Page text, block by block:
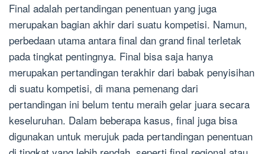
Final adalah pertandingan penentuan yang juga
merupakan bagian akhir dari suatu kompetisi. Namun,
perbedaan utama antara final dan grand final terletak
pada tingkat pentingnya. Final bisa saja hanya
merupakan pertandingan terakhir dari babak penyisihan
di suatu kompetisi, di mana pemenang dari
pertandingan ini belum tentu meraih gelar juara secara
keseluruhan. Dalam beberapa kasus, final juga bisa
digunakan untuk merujuk pada pertandingan penentuan